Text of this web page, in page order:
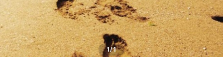
1/1